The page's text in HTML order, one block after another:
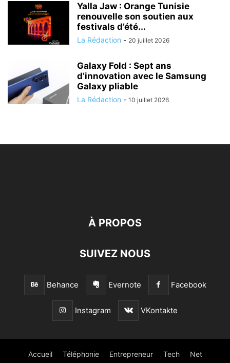
Yalla Jaw : Orange Tunisie
renouvelle son soutien aux
festivals d’été...
La Rédaction - 20 juillet 2026
Galaxy Fold : Sept ans
d’innovation avec le Samsung
Galaxy pliable
La Rédaction - 10 juillet 2026
À PROPOS
SUIVEZ NOUS
Behance Evernote Facebook
Instagram VKontakte
Accueil Téléphonie Entrepreneur Tech Net